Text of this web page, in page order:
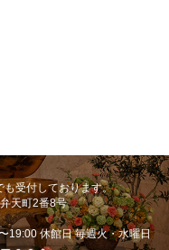
も受付しております。
天町2番8号
19:00 休館日 毎週火・水曜日